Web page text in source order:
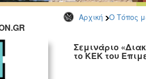
Αρχική Ο Τόπος
Σεμινάριο
το ΚΕΚ του